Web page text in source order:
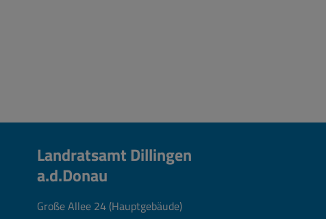
Landratsamt Dillingen
a.d.Donau
Große Allee 24 (Hauptgebäude)